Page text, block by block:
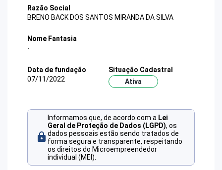
Razão Social
BRENO BACK DOS SANTOS MIRANDA DA SILVA
Nome Fantasia
-
Data de fundação
07/11/2022
Situação Cadastral
Ativa
Informamos que, de acordo com a Lei
Geral de Proteção de Dados (LGPD), os
dados pessoais estão sendo tratados de
forma segura e transparente, respeitando
os direitos do Microempreendedor
individual (MEI).